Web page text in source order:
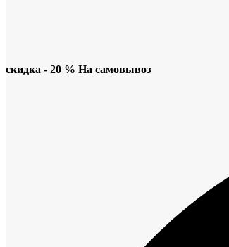
скидка - 20 % На самовывоз